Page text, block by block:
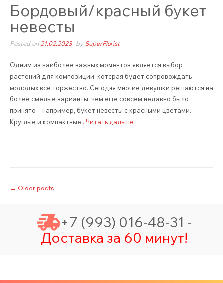
Бордовый/красный букет
невесты
Posted on21.02.2023 by SuperFlorist
Одним из наиболее важных моментов является выбор
растений для композиции, которая будет сопровождать
молодых все торжество. Сегодня многие девушки решаются на
более смелые варианты, чем еще совсем недавно было
принято – например, букет невесты с красными цветами.
Круглые и компактные...Читать дальше
Posts
← Older posts
+7 (993) 016-48-31 -
Доставка за 60 минут!